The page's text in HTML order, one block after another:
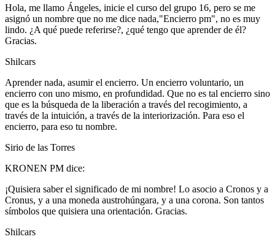
Hola, me llamo Ángeles, inicie el curso del grupo 16, pero se me
asignó un nombre que no me dice nada,"Encierro pm", no es muy
lindo. ¿A qué puede referirse?, ¿qué tengo que aprender de él?
Gracias.
Shilcars
Aprender nada, asumir el encierro. Un encierro voluntario, un
encierro con uno mismo, en profundidad. Que no es tal encierro sino
que es la búsqueda de la liberación a través del recogimiento, a
través de la intuición, a través de la interiorización. Para eso el
encierro, para eso tu nombre.
Sirio de las Torres
KRONEN PM dice:
¡Quisiera saber el significado de mi nombre! Lo asocio a Cronos y a
Cronus, y a una moneda austrohúngara, y a una corona. Son tantos
símbolos que quisiera una orientación. Gracias.
Shilcars